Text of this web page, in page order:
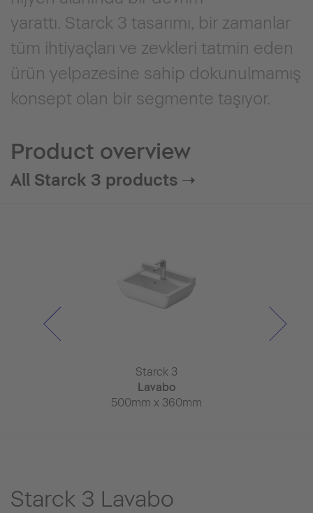
yarattı. Starck 3 tasarımı, bir zamanlar
tüm ihtiyaçları ve zevkleri tatmin eden
ürün yelpazesine sahip dokunulmamış
konsept olan bir segmente taşıyor.
Product overview
All Starck 3 products ➝
Starck 3
Lavabo
500mm x 360mm
Starck 3 Lavabo